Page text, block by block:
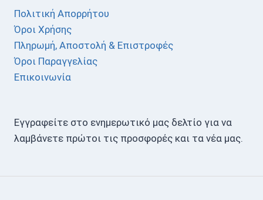
Πολιτική Απορρήτου
Όροι Χρήσης
Πληρωμή, Αποστολή & Επιστροφές
Όροι Παραγγελίας
Επικοινωνία
Εγγραφείτε στο ενημερωτικό μας δελτίο για να
λαμβάνετε πρώτοι τις προσφορές και τα νέα μας.